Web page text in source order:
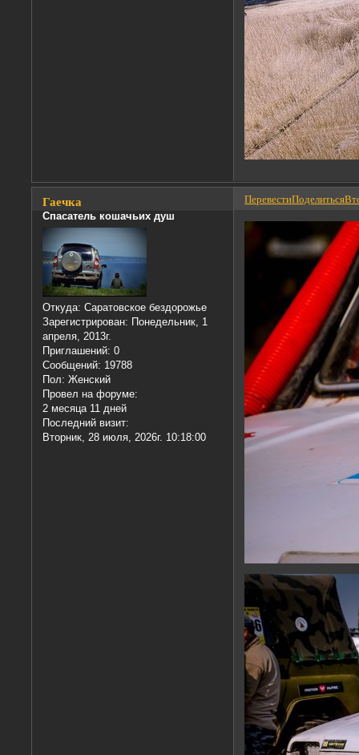
ПеревестиПоделиться
Гаечка
Спасатель кошачьих душ
Откуда: Саратовское бездорожье
Зарегистрирован: Понедельник, 1
апреля, 2013г.
Приглашений: 0
Сообщений: 19788
Пол: Женский
Провел на форуме:
2 месяца 11 дней
Последний визит:
Вторник, 28 июля, 2026г. 10:18:00